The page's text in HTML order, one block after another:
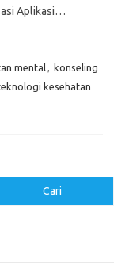
Aplikasi…
mental, konseling
kesehatan
Cari